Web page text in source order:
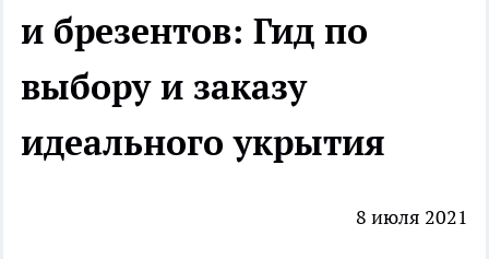
и брезентов: Гид по
выбору и заказу
идеального укрытия
8 июля 2021